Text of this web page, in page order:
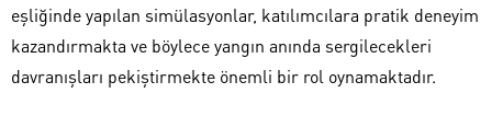
eşliğinde yapılan simülasyonlar, katılımcılara pratik deneyim
kazandırmakta ve böylece yangın anında sergilecekleri
davranışları pekiştirmekte önemli bir rol oynamaktadır.